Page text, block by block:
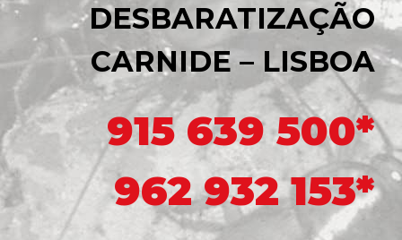
DESBARATIZAÇÃO
CARNIDE – LISBOA
915 639 500*
962 932 153*